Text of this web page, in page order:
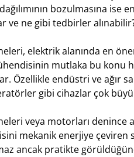
bozulmasına
ve ne gibi tedbirler
elektrik alanında en
mutlaka bu konu
Özellikle endüstri ve ağır
gibi cihazlar çok
veya motorları denince
mekanik enerjiye
ancak pratikte